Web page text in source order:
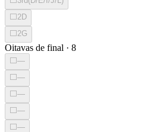
⬜ 2D
⬜ 2G
Oitavas de final · 8
⬜—
⬜—
⬜—
⬜—
⬜—